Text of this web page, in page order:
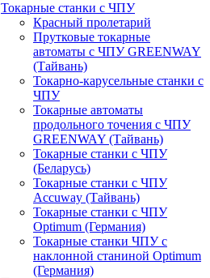
Токарные станки с ЧПУ
Красный пролетарий
Прутковые токарные
автоматы с ЧПУ GREENWAY
(Тайвань)
Токарно-карусельные станки с
ЧПУ
Токарные автоматы
продольного точения с ЧПУ
GREENWAY (Тайвань)
Токарные станки с ЧПУ
(Беларусь)
Токарные станки с ЧПУ
Accuway (Тайвань)
Токарные станки с ЧПУ
Optimum (Германия)
Токарные станки ЧПУ с
наклонной станиной Optimum
(Германия)